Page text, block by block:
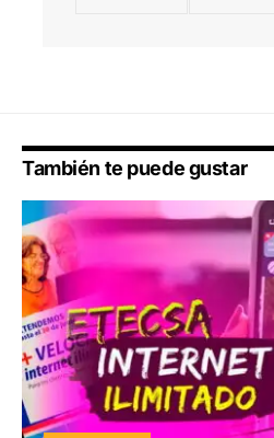
También te puede gustar